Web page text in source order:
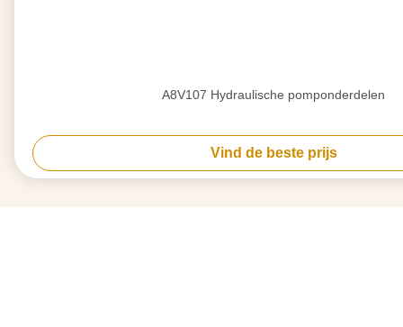
A8V107 Hydraulische pomponderdelen
Vind de beste prijs